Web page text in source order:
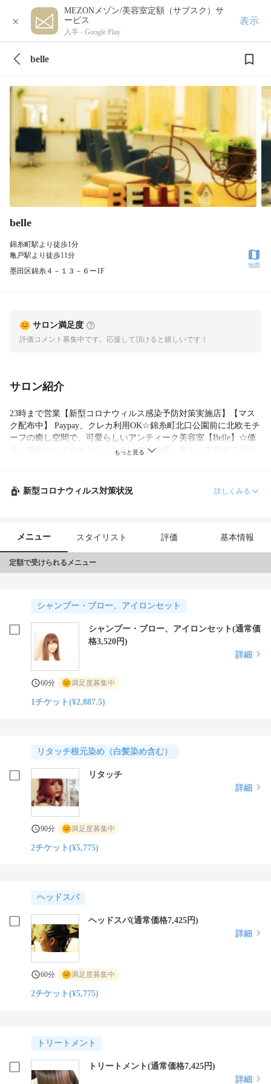
×
MEZONメゾン/美容室定額（サブスク）サ
ービス
入手 - Google Play
表示
belle
belle
錦糸町駅より徒歩1分
亀戸駅より徒歩11分
墨田区錦糸４－１３－６ー1F
地図
サロン満足度
評価コメント募集中です。応援して頂けると嬉しいです！
サロン紹介
23時まで営業【新型コロナウィルス感染予防対策実施店】【マス
ク配布中】 Paypay、クレカ利用OK☆錦糸町北口公園前に北欧モチ
ーフの癒し空間で、可愛らしいアンティーク美容室【Belle】☆価
格・技術がハイクオリティなのは勿論の事、青山・表参道で経験
新型コロナウィルス対策状況
詳しくみる
メニュー スタイリスト 評価 基本情報
定額で受けられるメニュー
シャンプー・ブロー、アイロンセット
シャンプー・ブロー、アイロンセット(通常価
格3,520円)
詳細
60分 満足度募集中
1チケット(¥2,887.5)
リタッチ根元染め（白髪染め含む）
リタッチ
詳細
90分 満足度募集中
2チケット(¥5,775)
ヘッドスパ
ヘッドスパ(通常価格7,425円)
詳細
60分 満足度募集中
2チケット(¥5,775)
トリートメント
トリートメント(通常価格7,425円)
詳細